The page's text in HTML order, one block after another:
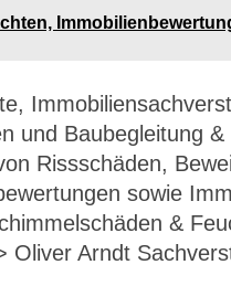
und Baubegleitung
Rissschäden,
sowie
&
Arndt